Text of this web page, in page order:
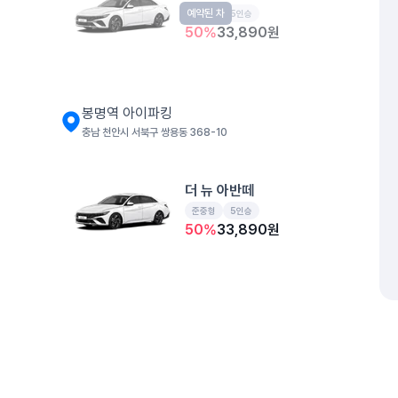
준중형 5인승
50%33,890원
예약된 차
봉명역 아이파킹
충남 천안시 서북구 쌍용동 368-10
더 뉴 아반떼
준중형 5인승
50%33,890원